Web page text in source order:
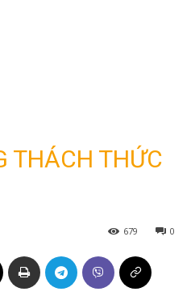
THÁCH THỨC
0
679